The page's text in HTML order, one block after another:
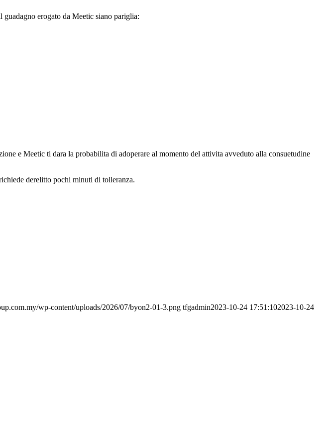
erogato da Meetic siano pariglia:
e Meetic ti dara la probabilita di adoperare al momento del attivita avveduto alla consuetudine
derelitto pochi minuti di tolleranza.
wp-content/uploads/2026/07/byon2-01-3.png tfgadmin2023-10-24 17:51:102023-10-24